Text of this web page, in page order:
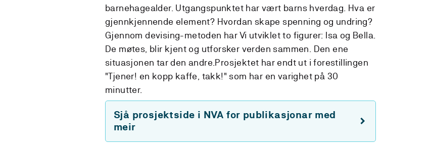
barnehagealder. Utgangspunktet har vært barns hverdag. Hva er
gjennkjennende element? Hvordan skape spenning og undring?
Gjennom devising-metoden har Vi utviklet to figurer: Isa og Bella.
De møtes, blir kjent og utforsker verden sammen. Den ene
situasjonen tar den andre.Prosjektet har endt ut i forestillingen
"Tjener! en kopp kaffe, takk!" som har en varighet på 30
minutter.
Sjå prosjektside i NVA for publikasjonar med
meir